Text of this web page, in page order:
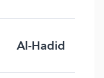
Al-Hadid